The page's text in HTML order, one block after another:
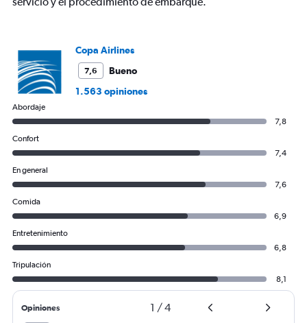
Range:
Copa Airlines
7,6
Bueno
1.563 opiniones
Abordaje
7,8
Confort
7,4
En general
7,6
Comida
6,9
Entretenimiento
6,8
Tripulación
8,1
Opiniones 1 /4